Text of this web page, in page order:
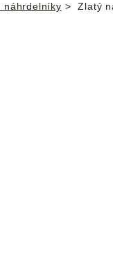
náhrdelníky Zlatý